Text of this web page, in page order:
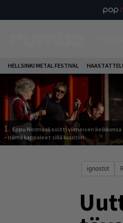
HELLSINKI METAL FESTIVAL
1. Eppu Normaali soitti viimeisen keikkansa
– nämä kappaleet sillä kuultiin
ignostot